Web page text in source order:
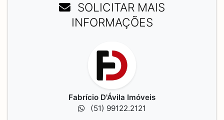
SOLICITAR MAIS
INFORMAÇÕES
Fabrício D'Ávila Imóveis
(51) 99122.2121